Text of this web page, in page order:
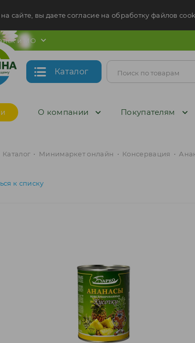
сайте, вы даете согласие на обработку файлов
и МО
Каталог
О компании Покупателям
Каталог • Минимаркет онлайн • Консервация •
к списку